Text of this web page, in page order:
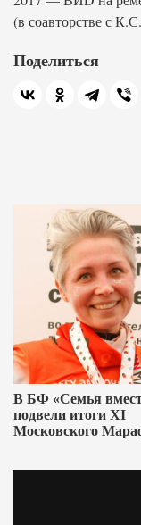
(в соавторстве с
Поделиться
В БФ «Семья
подвели итоги XI
Московского